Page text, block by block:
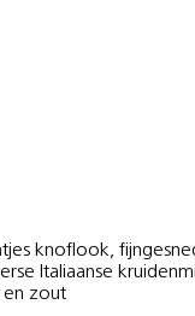
knoflook,
Italiaanse
zout